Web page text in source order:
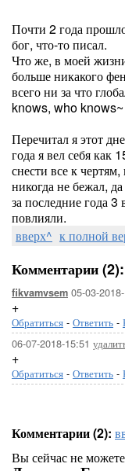
Почти 2 года
бог, что-то писал.
Что же, в моей
больше никакого
всего ни за что
knows, who knows~
Перечитал я этот
года я вел себя как
снести все к
никогда не бежал,
за последние года
повлияли.
вверх^ к полной
Комментарии (2):
fikvamvsem 05-03-
+
Обратиться - Ответить -
06-07-2018-15:51
+
Обратиться - Ответить -
Комментарии (2):
Вы сейчас не